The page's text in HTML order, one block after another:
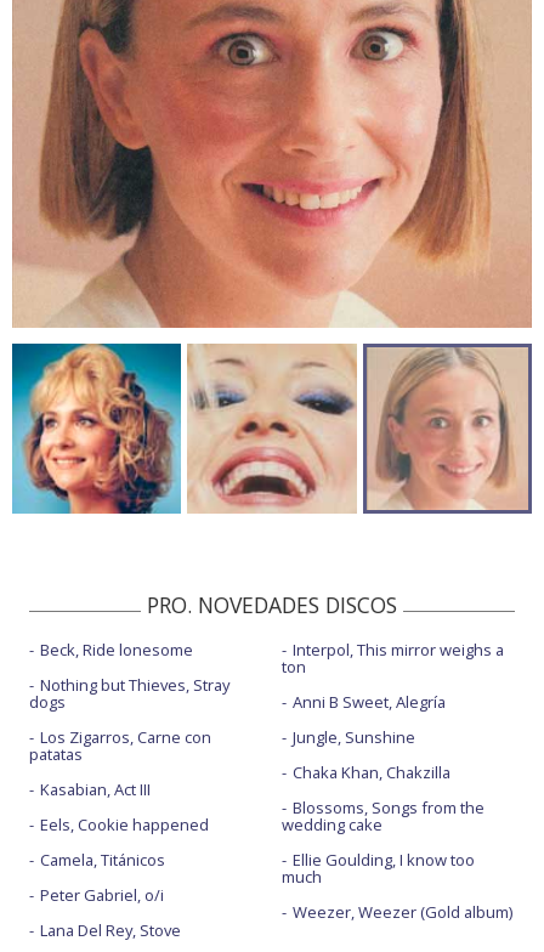
PRO. NOVEDADES DISCOS
Beck, Ride lonesome
Nothing but Thieves, Stray
dogs
Los Zigarros, Carne con
patatas
Kasabian, Act III
Eels, Cookie happened
Camela, Titánicos
Peter Gabriel, o/i
Lana Del Rey, Stove
Interpol, This mirror weighs a
ton
Anni B Sweet, Alegría
Jungle, Sunshine
Chaka Khan, Chakzilla
Blossoms, Songs from the
wedding cake
Ellie Goulding, I know too
much
Weezer, Weezer (Gold album)